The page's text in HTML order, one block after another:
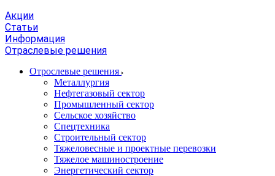
Акции
Статьи
Информация
Отраслевые решения
Отрослевые решения
Металлургия
Нефтегазовый сектор
Промышленный сектор
Сельское хозяйство
Спецтехника
Строительный сектор
Тяжеловесные и проектные перевозки
Тяжелое машиностроение
Энергетический сектор